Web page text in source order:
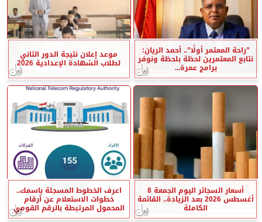
”راحة المعتمر أولًا”.. أحمد الريان:
نتابع المعتمرين لحظة بلحظة ونوفر
برامج عمرة...
موعد إعلان نتيجة الدور الثاني
لطلاب الشهادة الإعدادية 2026
أسعار السجائر اليوم الجمعة 8
أغسطس 2026 بعد الزيادة.. القائمة
الكاملة
اعرف الخطوط المسجلة باسمك..
خطوات الاستعلام عن أرقام
المحمول المرتبطة بالرقم القومي